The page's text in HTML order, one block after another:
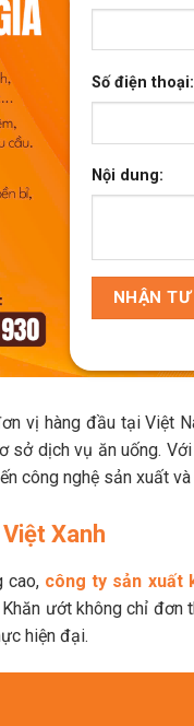
Số điện thoại:
Nội dung:
vị hàng đầu tại Việt
sở dịch vụ ăn uống.
công nghệ sản xuất
Xanh
cao, công ty sản xuất
ướt không chỉ đơn
hiện đại.